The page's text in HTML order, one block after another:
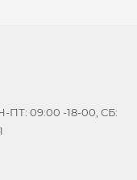
ПТ: 09:00 -18-00, СБ: